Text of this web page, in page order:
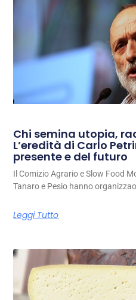
Chi semina utopia,
L’eredità di Carlo
presente e del futuro
Il Comizio Agrario e Slow Food
Tanaro e Pesio hanno
Leggi Tutto